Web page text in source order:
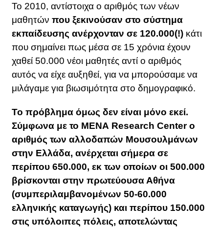
Το 2010, αντίστοιχα ο αριθμός των νέων
μαθητών που ξεκινούσαν στο σύστημα
εκπαίδευσης ανέρχονταν σε 120.000(!) κάτι
που σημαίνει πως μέσα σε 15 χρόνια έχουν
χαθεί 50.000 νέοι μαθητές αντί ο αριθμός
αυτός να είχε αυξηθεί, για να μπορούσαμε να
μιλάγαμε για βιωσιμότητα στο δημογραφικό.
Το πρόβλημα όμως δεν είναι μόνο εκεί.
Σύμφωνα με το ΜΕΝΑ Research Center ο
αριθμός των αλλοδαπών Μουσουλμάνων
στην Ελλάδα, ανέρχεται σήμερα σε
περίπου 650.000, εκ των οποίων οι 500.000
βρίσκονται στην πρωτεύουσα Αθήνα
(συμπεριλαμβανομένων 50-60.000
ελληνικής καταγωγής) και περίπου 150.000
στις υπόλοιπες πόλεις, αποτελώντας